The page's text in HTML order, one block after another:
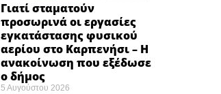
Γιατί σταματούν
προσωρινά οι εργασίες
εγκατάστασης φυσικού
αερίου στο Καρπενήσι – Η
ανακοίνωση που εξέδωσε
ο δήμος
5 Αυγούστου 2026